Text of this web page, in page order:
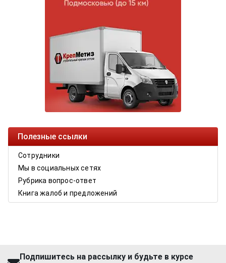
Полезные ссылки
Сотрудники
Мы в социальных сетях
Рубрика вопрос-ответ
Книга жалоб и предложений
Подпишитесь на рассылку и будьте в курсе